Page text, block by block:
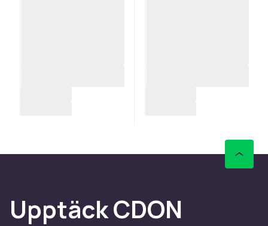
Upptäck CDON